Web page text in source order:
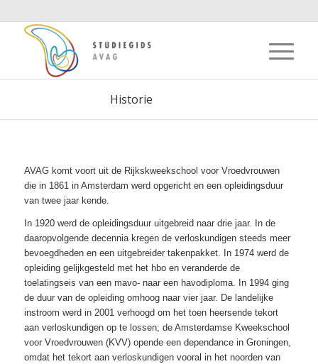
Historie
AVAG komt voort uit de Rijkskweekschool voor Vroedvrouwen
die in 1861 in Amsterdam werd opgericht en een opleidingsduur
van twee jaar kende.
In 1920 werd de opleidingsduur uitgebreid naar drie jaar. In de
daaropvolgende decennia kregen de verloskundigen steeds meer
bevoegdheden en een uitgebreider takenpakket. In 1974 werd de
opleiding gelijkgesteld met het hbo en veranderde de
toelatingseis van een mavo- naar een havodiploma. In 1994 ging
de duur van de opleiding omhoog naar vier jaar. De landelijke
instroom werd in 2001 verhoogd om het toen heersende tekort
aan verloskundigen op te lossen; de Amsterdamse Kweekschool
voor Vroedvrouwen (KVV) opende een dependance in Groningen,
omdat het tekort aan verloskundigen vooral in het noorden van